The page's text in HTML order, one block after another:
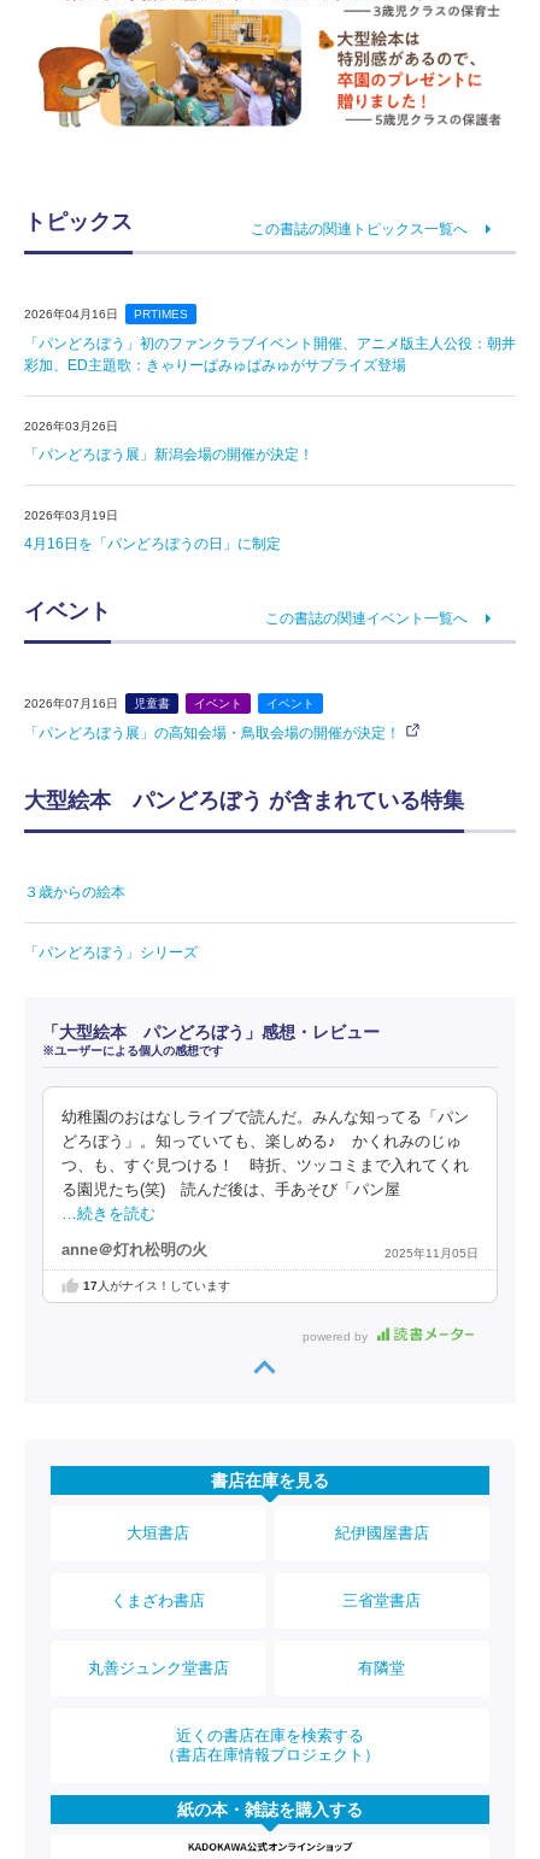
トピックス この書誌の関連トピックス一覧へ
2026年04月16日 PRTIMES
「パンどろぼう」初のファンクラブイベント開催、アニメ版主人公役：朝井
彩加、ED主題歌：きゃりーぱみゅぱみゅがサプライズ登場
2026年03月26日
「パンどろぼう展」新潟会場の開催が決定！
2026年03月19日
4月16日を「パンどろぼうの日」に制定
イベント この書誌の関連イベント一覧へ
2026年07月16日 児童書 イベント イベント
「パンどろぼう展」の高知会場・鳥取会場の開催が決定！
大型絵本 パンどろぼう が含まれている特集
３歳からの絵本
「パンどろぼう」シリーズ
「大型絵本 パンどろぼう」感想・レビュー
※ユーザーによる個人の感想です
幼稚園のおはなしライブで読んだ。みんな知ってる「パン
どろぼう」。知っていても、楽しめる♪ かくれみのじゅ
つ、も、すぐ見つける！ 時折、ツッコミまで入れてくれ
る園児たち(笑) 読んだ後は、手あそび「パン屋
…続きを読む
anne＠灯れ松明の火 2025年11月05日
17人がナイス！しています
powered by
書店在庫を見る
大垣書店 紀伊國屋書店
くまざわ書店 三省堂書店
丸善ジュンク堂書店 有隣堂
近くの書店在庫を検索する
（書店在庫情報プロジェクト）
紙の本・雑誌を購入する